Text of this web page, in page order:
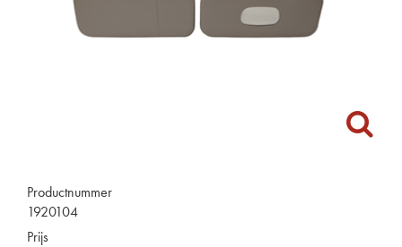
Productnummer
1920104
Prijs